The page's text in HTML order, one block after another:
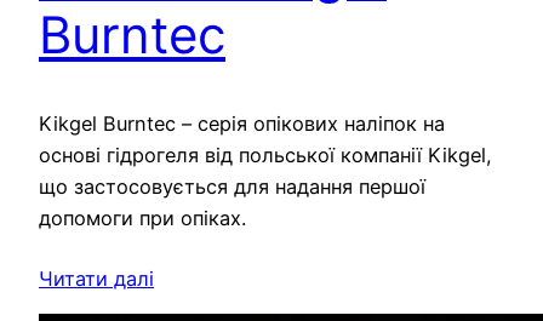
Burntec
Kikgel Burntec – серія опікових наліпок на
основі гідрогеля від польської компанії Kikgel,
що застосовується для надання першої
допомоги при опіках.
Читати далі